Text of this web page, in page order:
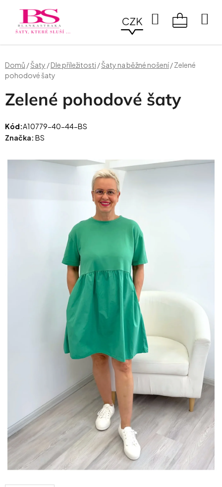
obsah
CZK
Hledat
Domů /Šaty /Dle příležitosti /Šaty na běžné nošení/Zelené
pohodové šaty
Zelené pohodové šaty
Kód:A10779-40-44-BS
Značka: BS